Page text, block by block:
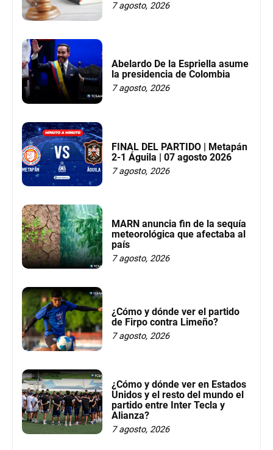
7 agosto, 2026
Abelardo De la Espriella asume
la presidencia de Colombia
7 agosto, 2026
FINAL DEL PARTIDO | Metapán
2-1 Águila | 07 agosto 2026
7 agosto, 2026
MARN anuncia fin de la sequía
meteorológica que afectaba al
país
7 agosto, 2026
¿Cómo y dónde ver el partido
de Firpo contra Limeño?
7 agosto, 2026
¿Cómo y dónde ver en Estados
Unidos y el resto del mundo el
partido entre Inter Tecla y
Alianza?
7 agosto, 2026